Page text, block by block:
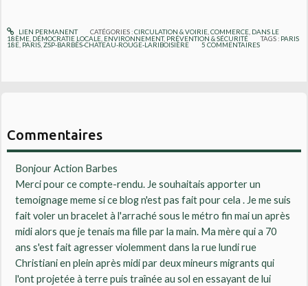
LIEN PERMANENT CATÉGORIES :CIRCULATION & VOIRIE, COMMERCE, DANS LE
18ÈME DÉMOCRATIE LOCALE ENVIRONNEMENT, PRÉVENTION & SÉCURITÉ TAGS : PARIS
18E PARIS ,ZSP-BARBÈS-CHATEAU-ROUGE-LARIBOISIÈRE 5 COMMENTAIRES
Commentaires
Bonjour Action Barbes
Merci pour ce compte-rendu. Je souhaitais apporter un
temoignage meme si ce blog n'est pas fait pour cela . Je me suis
fait voler un bracelet à l'arraché sous le métro fin mai un après
midi alors que je tenais ma fille par la main. Ma mère qui a 70
ans s'est fait agresser violemment dans la rue lundi rue
Christiani en plein après midi par deux mineurs migrants qui
l'ont projetée à terre puis traînée au sol en essayant de lui